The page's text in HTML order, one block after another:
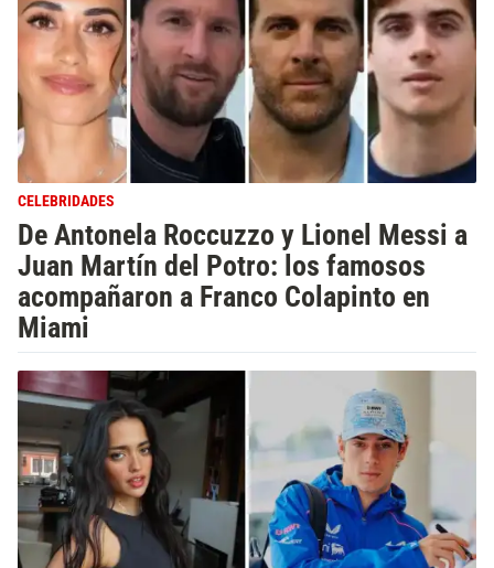
CELEBRIDADES
De Antonela Roccuzzo y Lionel Messi a
Juan Martín del Potro: los famosos
acompañaron a Franco Colapinto en
Miami